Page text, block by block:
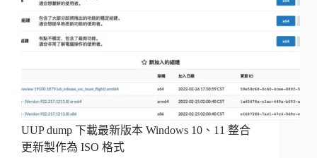
UUP dump 下載最新版本 Windows 10、11 整合
更新製作為 ISO 格式